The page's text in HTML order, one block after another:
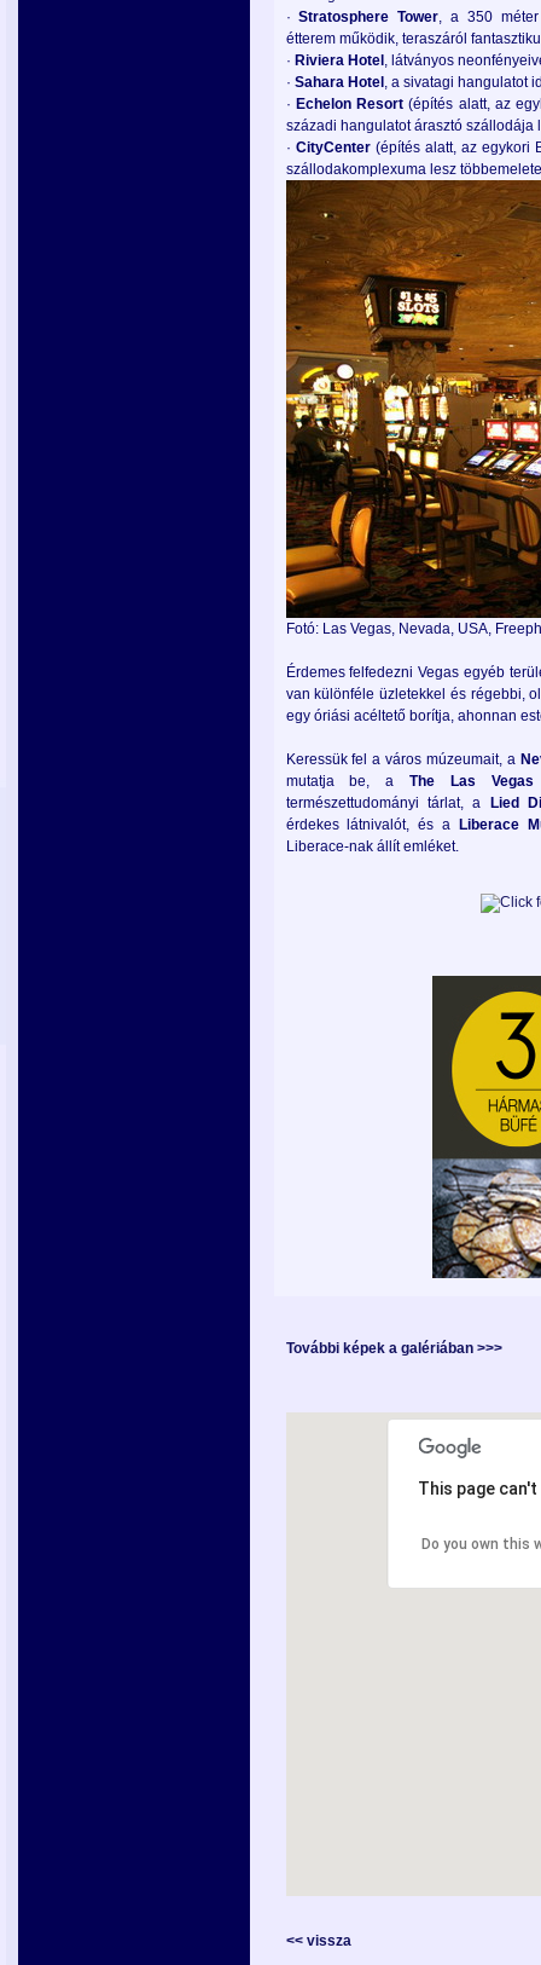
·Stratosphere Tower, a 350 méter
étterem működik, teraszáról
· Riviera Hotel , látványos
· Sahara Hotel , a sivatagi hangulatot
· Echelon Resort (építés alatt, az
századi hangulatot árasztó
· CityCenter(építés alatt, az egykori
szállodakomplexuma lesz
Fotó: Las Vegas, Nevada, USA,
Érdemes felfedezni Vegas egyéb
van különféle üzletekkel és régebbi,
egy óriási acéltető borítja, ahonnan
Keressük fel a város múzeumait, a
mutatja be, a The Las Vegas
természettudományi tárlat, a
Lied
érdekes látnivalót, és a
Liberace
Liberace-nak állít emléket.
További képek a galériában >>>
This page
Do you own this
<< vissza